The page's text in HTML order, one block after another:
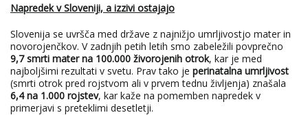
Napredek v Sloveniji, a izzivi ostajajo
Slovenija se uvršča med države z najnižjo umrljivostjo mater in
novorojenčkov. V zadnjih petih letih smo zabeležili povprečno
9,7 smrti mater na 100.000 živorojenih otrok, kar je med
najboljšimi rezultati v svetu. Prav tako je perinatalna umrljivost
(smrti otrok pred rojstvom ali v prvem tednu življenja) znašala
6,4 na 1.000 rojstev, kar kaže na pomemben napredek v
primerjavi s preteklimi desetletji.